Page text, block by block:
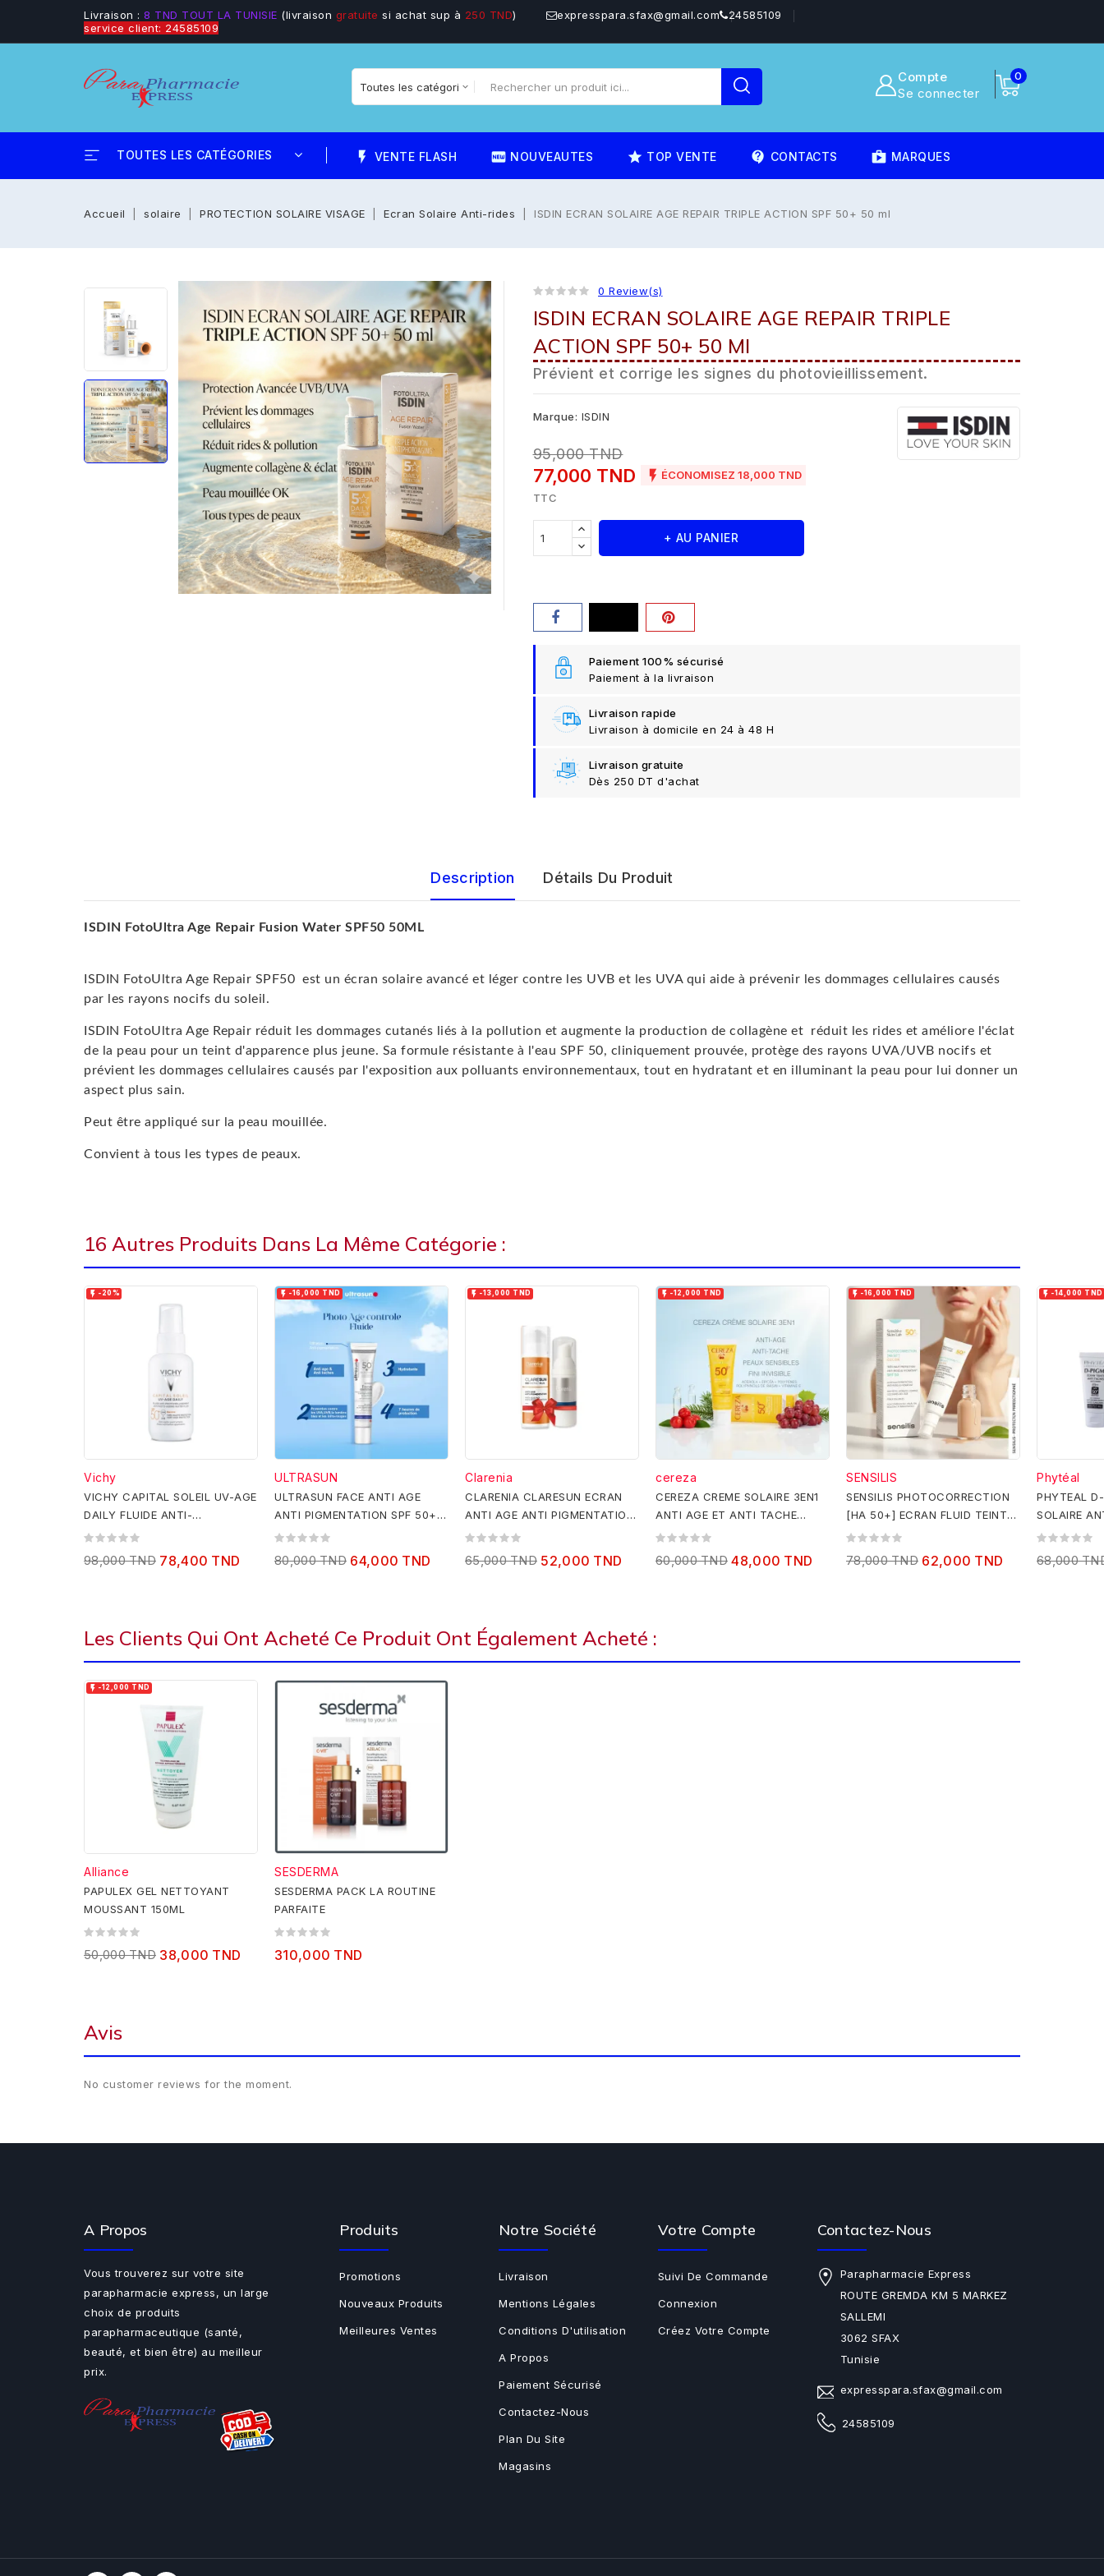
Livraison : 8 TND TOUT LA TUNISIE (livraison gratuite si achat sup à 250 TND)
service client: 24585109
expresspara.sfax@gmail.com 24585109
Compte
Se connecter
0
TOUTES LES CATÉGORIES flash_on VENTE FLASH fiber_new NOUVEAUTES star_rate
TOP VENTE contact_support CONTACTS shoppingmode
MARQUES
Accueil solaire PROTECTION SOLAIRE VISAGE Ecran Solaire Anti-rides ISDIN ECRAN SOLAIRE AGE REPAIR TRIPLE ACTION SPF 50+ 50 ml
0 Review(s)
ISDIN ECRAN SOLAIRE AGE REPAIR TRIPLE
ACTION SPF 50+ 50 Ml
Prévient et corrige les signes du photovieillissement.
Marque: ISDIN
95,000 TND
77,000 TND  ÉCONOMISEZ 18,000 TND
TTC
+ AU PANIER
Paiement 100% sécurisé
Paiement à la livraison
Livraison rapide
Livraison à domicile en 24 à 48 H
Livraison gratuite
Dès 250 DT d'achat
Description Détails Du Produit
ISDIN FotoUltra Age Repair Fusion Water SPF50 50ML
ISDIN FotoUltra Age Repair SPF50 est un écran solaire avancé et léger contre les UVB et les UVA qui aide à prévenir les dommages cellulaires causés
par les rayons nocifs du soleil.
ISDIN FotoUltra Age Repair réduit les dommages cutanés liés à la pollution et augmente la production de collagène et réduit les rides et améliore l'éclat
de la peau pour un teint d'apparence plus jeune. Sa formule résistante à l'eau SPF 50, cliniquement prouvée, protège des rayons UVA/UVB nocifs et
prévient les dommages cellulaires causés par l'exposition aux polluants environnementaux, tout en hydratant et en illuminant la peau pour lui donner un
aspect plus sain.
Peut être appliqué sur la peau mouillée.
Convient à tous les types de peaux.
16 Autres Produits Dans La Même Catégorie :
 -20%
Vichy
VICHY CAPITAL SOLEIL UV-AGE
DAILY FLUIDE ANTI-
PHOTOVIEILLISSEMENT SPF50+
98,000 TND 78,400 TND
 -16,000 TND
ULTRASUN
ULTRASUN FACE ANTI AGE
ANTI PIGMENTATION SPF 50+
40ML
80,000 TND 64,000 TND
 -13,000 TND
Clarenia
CLARENIA CLARESUN ECRAN
ANTI AGE ANTI PIGMENTATION
SPF50+ 50ML+MOUSSE...
65,000 TND 52,000 TND
 -12,000 TND
cereza
CEREZA CREME SOLAIRE 3EN1
ANTI AGE ET ANTI TACHE
50ML
60,000 TND 48,000 TND
 -16,000 TND
SENSILIS
SENSILIS PHOTOCORRECTION
[HA 50+] ECRAN FLUID TEINTE
SPF 50 50ML
78,000 TND 62,000 TND
 -14,000 TND
Phytéal
PHYTEAL
SOLAIRE
ÂGES
68,000
Les Clients Qui Ont Acheté Ce Produit Ont Également Acheté :
 -12,000 TND
Alliance
PAPULEX GEL NETTOYANT
MOUSSANT 150ML
50,000 TND 38,000 TND
SESDERMA
SESDERMA PACK LA ROUTINE
PARFAITE
310,000 TND
Avis
No customer reviews for the moment.
A Propos
Vous trouverez sur votre site
parapharmacie express, un large
choix de produits
parapharmaceutique (santé,
beauté, et bien être) au meilleur
prix.
Produits
Promotions
Nouveaux Produits
Meilleures Ventes
Notre Société
Livraison
Mentions Légales
Conditions D'utilisation
A Propos
Paiement Sécurisé
Contactez-Nous
Plan Du Site
Magasins
Votre Compte
Suivi De Commande
Connexion
Créez Votre Compte
Contactez-Nous
Parapharmacie Express
ROUTE GREMDA KM 5 MARKEZ
SALLEMI
3062 SFAX
Tunisie
expresspara.sfax@gmail.com
24585109